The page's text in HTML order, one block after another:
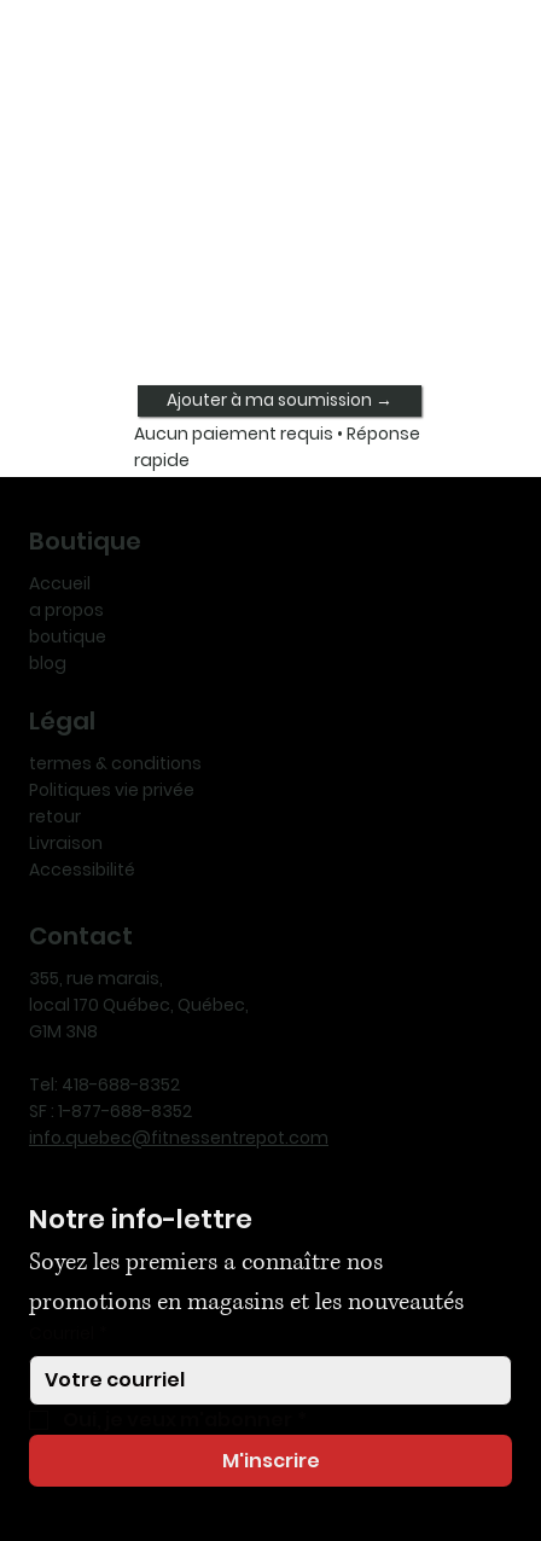
Ajouter à ma soumission →
Aucun paiement requis • Réponse
rapide
Boutique
Accueil
a propos
boutique
blog
Légal
termes & conditions
Politiques vie privée
retour
Livraison
Accessibilité
Contact
355, rue marais,
local 170 Québec, Québec,
G1M 3N8
Tel: 418-688-8352
SF : 1-877-688-8352
info.quebec@fitnessentrepot.com
Notre info-lettre
Soyez les premiers a connaître nos
promotions en magasins et les nouveautés
M'inscrire